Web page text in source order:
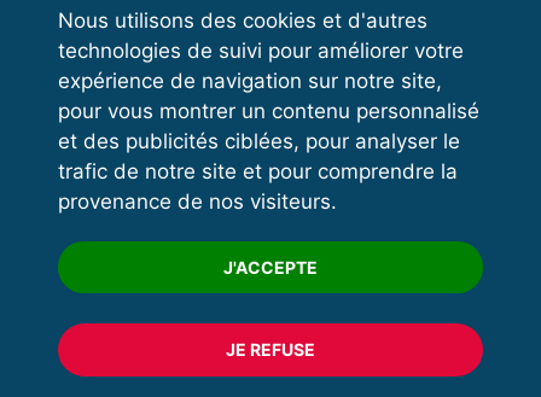
Nous utilisons des cookies et d'autres
technologies de suivi pour améliorer votre
expérience de navigation sur notre site,
pour vous montrer un contenu personnalisé
et des publicités ciblées, pour analyser le
trafic de notre site et pour comprendre la
provenance de nos visiteurs.
J'ACCEPTE
JE REFUSE
VOS ESPACES
Espace dirigeant
Espace licencié
Trouver un club
Formation
© 2020 FFFORCE Tous droits réservés